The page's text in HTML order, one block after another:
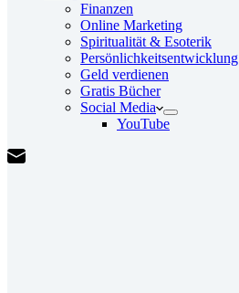
Finanzen
Online Marketing
Spiritualität & Esoterik
Persönlichkeitsentwicklung
Geld verdienen
Gratis Bücher
Social Media
YouTube